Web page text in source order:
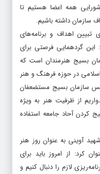
همه اعضا هستیم تا
سازمان داشته باشیم.
اهداف و برنامه‌های
این گردهمایی فرصتی برای
بسیج هنرمندان است که
در حوزه فرهنگ و هنر
رئیس سازمان بسیج مستضعفان
از ظرفیت هنر به ویژه
کردن آحاد جامعه استفاده
آوینی به عنوان روز هنر
کرد: از امروز باید برای
لازم را دنبال کنیم و